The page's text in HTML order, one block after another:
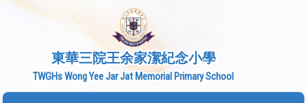
東華三院王余家潔紀念小學
TWGHs Wong Yee Jar Jat Memorial Primary School